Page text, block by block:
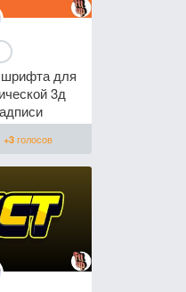
для
3д
+3 голосов